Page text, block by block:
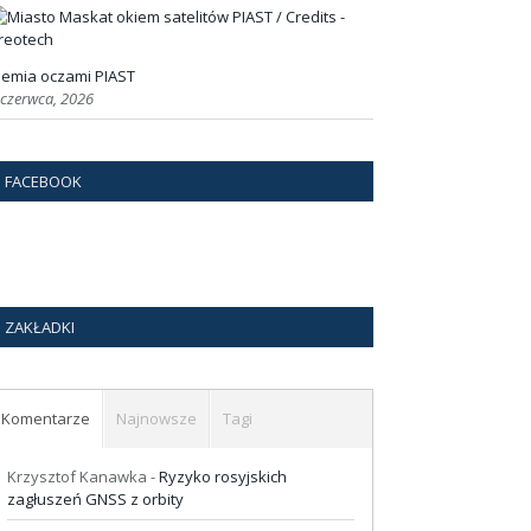
oczami PIAST
2026
FACEBOOK
ZAKŁADKI
Komentarze Najnowsze Tagi
Krzysztof Kanawka -Ryzyko rosyjskich
zagłuszeń GNSS z orbity